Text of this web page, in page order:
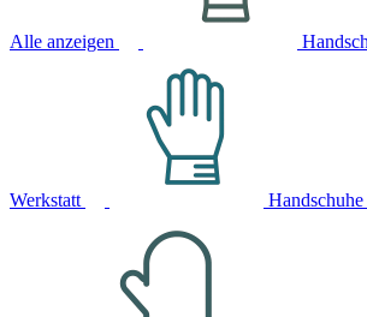
Alle anzeigen
Werkstatt